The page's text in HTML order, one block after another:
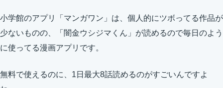
小学館のアプリ「マンガワン」は、個人的にツボってる作品が
少ないものの、「闇金ウシジマくん」が読めるので毎日のよう
に使ってる漫画アプリです。
無料で使えるのに、1日最大8話読めるのがすごいんですよ